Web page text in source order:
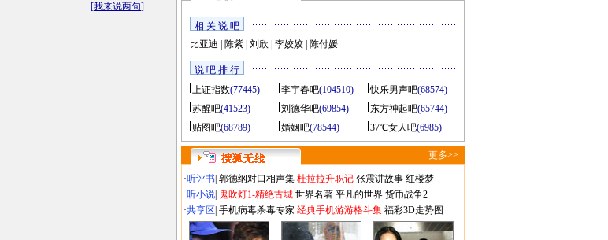
[我来说两句]
相 关 说 吧
比亚迪
陈紫| 刘欣 李姣姣| 陈付媛
说 吧 排 行
上证指数(77445) 李宇春吧(104510) 快乐男声吧(68574)
苏醒吧(41523) 刘德华吧(69854) 东方神起吧(65744)
贴图吧(68789) 婚姻吧(78544) 37℃女人吧(6985)
更多>>
·听评书 郭德纲对口相声集 杜拉拉升职记 张震讲故事 红楼梦
·听小说 鬼吹灯1-精绝古城 世界名著 平凡的世界 货币战争2
·共享区 手机病毒杀毒专家 经典手机游游格斗集 福彩3D走势图